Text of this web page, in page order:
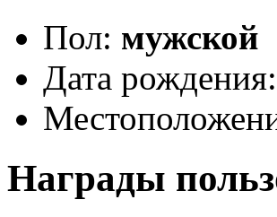
Пол: мужской
Дата рождения:
Награды